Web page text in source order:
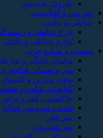
ظروف پخت‌وپز
خوردنی و آشامیدنی
خیاطی و بافتنی
چرخ خیاطی و
لوازم خیاطی و بافتنی
مبلمان و صنایع چوب
مبلمان خانگی و
میز و صندلی غذاخوری
بوفه، ویترین و کنسول
کتابخانه، شلف و
جاکفشی، کمد و دراور
تخت و سرویس خواب
میز تلفن
میز تلویزیون